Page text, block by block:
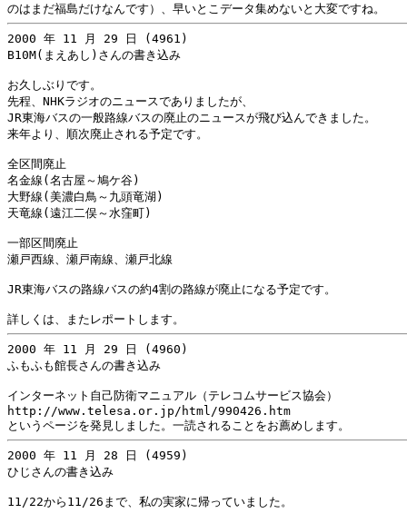
2000 年 11 月 29 日 (4961)
B10M(まえあし)さんの書き込み
お久しぶりです。
先程、NHKラジオのニュースでありましたが、
JR東海バスの一般路線バスの廃止のニュースが飛び込んできました。
来年より、順次廃止される予定です。
全区間廃止
名金線(名古屋～鳩ケ谷)
大野線(美濃白鳥～九頭竜湖)
天竜線(遠江二俣～水窪町)
一部区間廃止
瀬戸西線、瀬戸南線、瀬戸北線
JR東海バスの路線バスの約4割の路線が廃止になる予定です。
2000 年 11 月 29 日 (4960)
ふもふも館長さんの書き込み
インターネット自己防衛マニュアル（テレコムサービス協会）
http://www.telesa.or.jp/html/990426.htm
2000 年 11 月 28 日 (4959)
ひじさんの書き込み
11/22から11/26まで、私の実家に帰っていました。